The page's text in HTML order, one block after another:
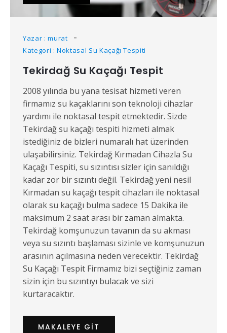
Yazar : murat
Kategori : Noktasal Su Kaçağı Tespiti
Tekirdağ Su Kaçağı Tespit
2008 yılında bu yana tesisat hizmeti veren
firmamız su kaçaklarını son teknoloji cihazlar
yardımı ile noktasal tespit etmektedir. Sizde
Tekirdağ su kaçağı tespiti hizmeti almak
istediğiniz de bizleri numaralı hat üzerinden
ulaşabilirsiniz. Tekirdağ Kırmadan Cihazla Su
Kaçağı Tespiti, su sızıntısı sizler için sanıldığı
kadar zor bir sızıntı değil. Tekirdağ yeni nesil
Kırmadan su kaçağı tespit cihazları ile noktasal
olarak su kaçağı bulma sadece 15 Dakika ile
maksimum 2 saat arası bir zaman almakta.
Tekirdağ komşunuzun tavanın da su akması
veya su sızıntı başlaması sizinle ve komşunuzun
arasının açılmasına neden verecektir. Tekirdağ
Su Kaçağı Tespit Firmamız bizi seçtiğiniz zaman
sizin için bu sızıntıyı bulacak ve sizi
kurtaracaktır.
MAKALEYE GIT